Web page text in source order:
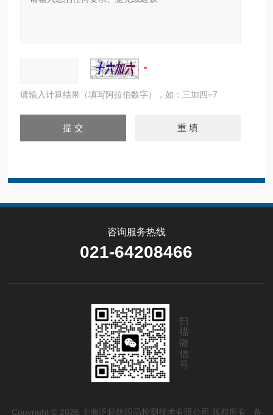
请输入计算结果（填写阿拉伯数字），如：三加四=7
咨询服务热线
021-64208466
扫
描
微
信
号
Copyright © 2026 上海泛标纺织品检测技术有限公司 版权所有 备